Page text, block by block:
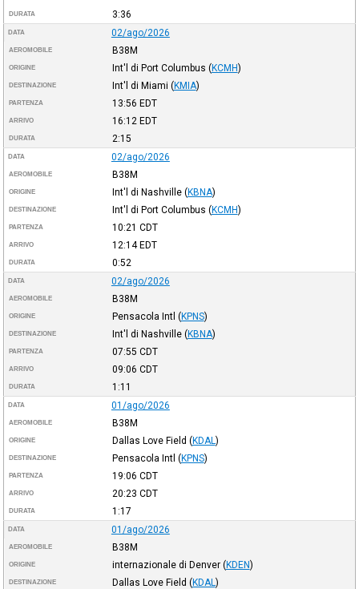
DURATA 3:36
DATA 02/ago/2026
AEROMOBILE B38M
ORIGINE Int'l di Port Columbus (KCMH)
DESTINAZIONE Int'l di Miami (KMIA)
PARTENZA 13:56 EDT
ARRIVO 16:12 EDT
DURATA 2:15
DATA 02/ago/2026
AEROMOBILE B38M
ORIGINE Int'l di Nashville (KBNA)
DESTINAZIONE Int'l di Port Columbus (KCMH)
PARTENZA 10:21 CDT
ARRIVO 12:14EDT
DURATA 0:52
DATA 02/ago/2026
AEROMOBILE B38M
ORIGINE Pensacola Intl (KPNS)
DESTINAZIONE Int'l di Nashville (KBNA)
PARTENZA 07:55 CDT
ARRIVO 09:06 CDT
DURATA 1:11
DATA 01/ago/2026
AEROMOBILE B38M
ORIGINE Dallas Love Field (KDAL )
DESTINAZIONE Pensacola Intl (KPNS)
PARTENZA 19:06 CDT
ARRIVO 20:23 CDT
DURATA 1:17
DATA 01/ago/2026
AEROMOBILE B38M
ORIGINE internazionale di Denver (KDEN)
DESTINAZIONE Dallas Love Field (KDAL )